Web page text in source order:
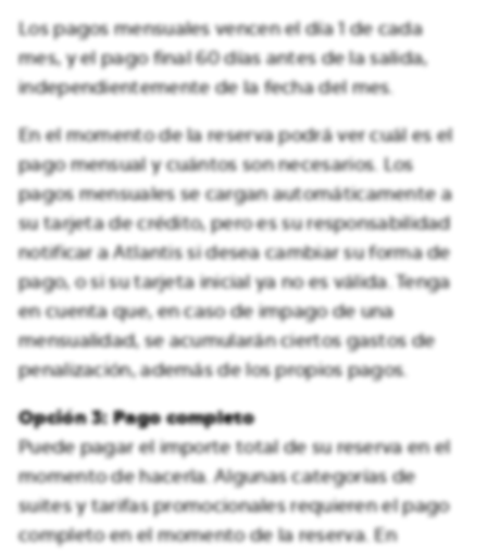
Los pagos mensuales vencen el día 1 de cada
mes, y el pago final 60 días antes de la salida,
independientemente de la fecha del mes.
En el momento de la reserva podrá ver cuál es el
pago mensual y cuántos son necesarios. Los
pagos mensuales se cargan automáticamente a
su tarjeta de crédito, pero es su responsabilidad
notificar a Atlantis si desea cambiar su forma de
pago, o si su tarjeta inicial ya no es válida. Tenga
en cuenta que, en caso de impago de una
mensualidad, se acumularán ciertos gastos de
penalización, además de los propios pagos.
Opción 3: Pago completo
Puede pagar el importe total de su reserva en el
momento de hacerla. Algunas categorías de
suites y tarifas promocionales requieren el pago
completo en el momento de la reserva. En